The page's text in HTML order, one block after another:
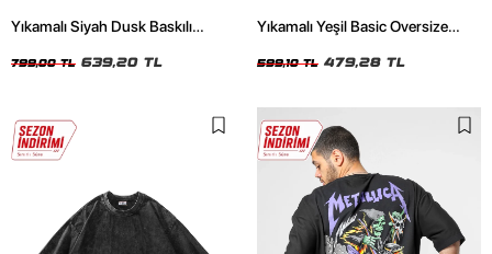
Yıkamalı Siyah Dusk Baskılı
799,00 TL 639,20 TL
Yıkamalı Yeşil Basic Oversize
599,10 TL 479,28 TL